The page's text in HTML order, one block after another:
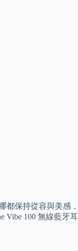
保持從容與美感
Vibe 100 無線藍牙